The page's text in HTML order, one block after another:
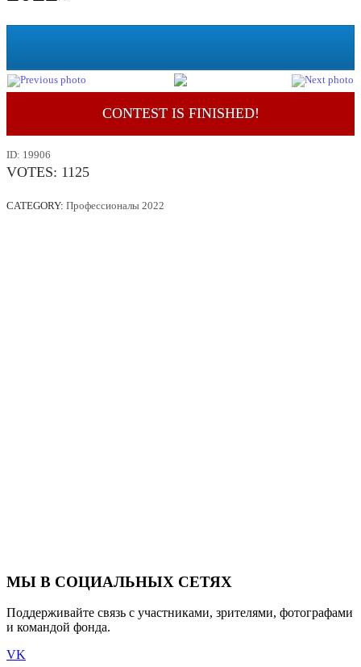
CONTEST IS FINISHED!
ID: 19906
VOTES: 1125
CATEGORY: Профессионалы 2022
МЫ В СОЦИАЛЬНЫХ СЕТЯХ
Поддерживайте связь с участниками, зрителями, фотографами
и командой фонда.
VK